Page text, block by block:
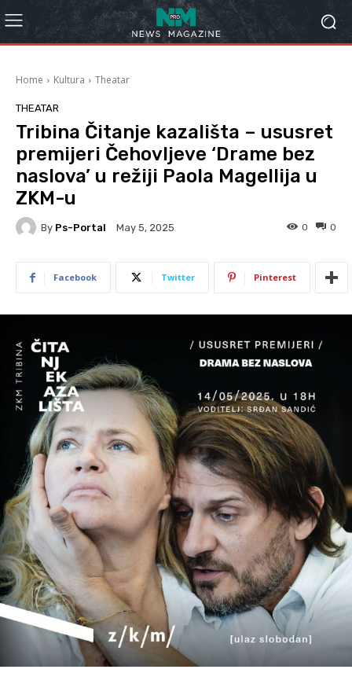
Home Kultura Theatar
THEATAR
Tribina Čitanje kazališta – ususret
premijeri Čehovljeve ‘Drame bez
naslova’ u režiji Paola Magellija u
ZKM-u
By Ps-Portal May 5, 2025 0
0
Facebook Twitter Pinterest